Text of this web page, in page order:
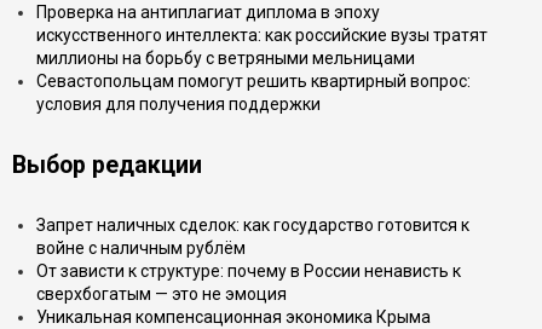
Проверка на антиплагиат диплома в эпоху
искусственного интеллекта: как российские вузы тратят
миллионы на борьбу с ветряными мельницами
Севастопольцам помогут решить квартирный вопрос:
условия для получения поддержки
Выбор редакции
Запрет наличных сделок: как государство готовится к
войне с наличным рублём
От зависти к структуре: почему в России ненависть к
сверхбогатым — это не эмоция
Уникальная компенсационная экономика Крыма